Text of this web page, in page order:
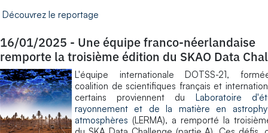
Découvrez le reportage
16/01/2025 - Une équipe franco-néerlandaise
remporte la troisième édition du SKAO Data
​L'équipe internationale DOTSS-21,
coalition de scientifiques français et
certains proviennent du Laboratoire
rayonnement et de la matière en
atmosphères (LERMA), a remporté la